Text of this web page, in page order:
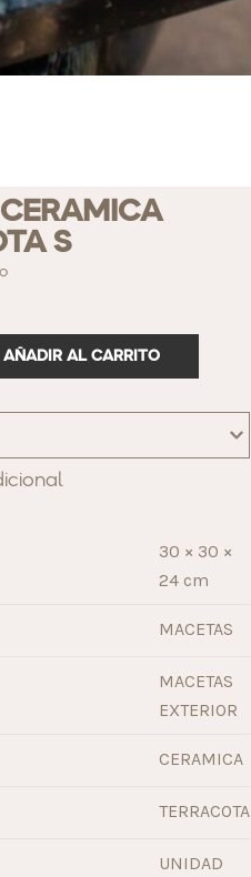
S
AÑADIR AL CARRITO
30 × 30 ×
24 cm
MACETAS
MACETAS
EXTERIOR
CERAMICA
TERRACOTA
UNIDAD